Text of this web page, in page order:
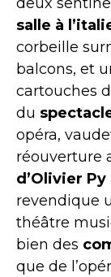
deux
salle à
corbeille
balcons, et
cartouches
du
opéra,
réouverture
d’Olivier Py
revendique
théâtre
bien des
que de